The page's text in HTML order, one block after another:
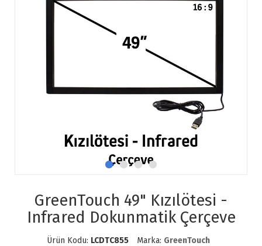
GreenTouch 49" Kızılötesi -
Infrared Dokunmatik Çerçeve
Ürün Kodu: LCDTC855 Marka: GreenTouch